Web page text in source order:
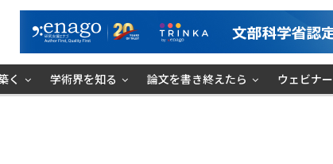
く 学術界を知る 論文を書き終えたら ウェビナー